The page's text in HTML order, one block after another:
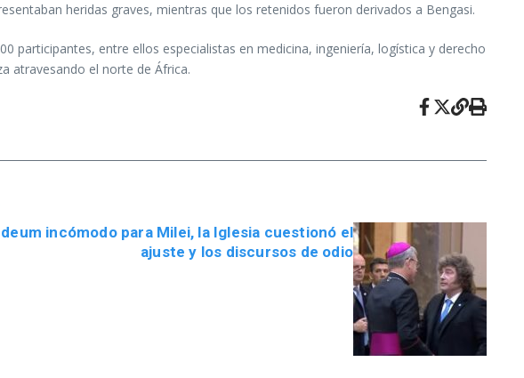
heridas graves, mientras que los retenidos fueron derivados a Bengasi.
participantes, entre ellos especialistas en medicina, ingeniería, logística y derecho
atravesando el norte de África.
incómodo para Milei, la Iglesia cuestionó el
ajuste y los discursos de odio